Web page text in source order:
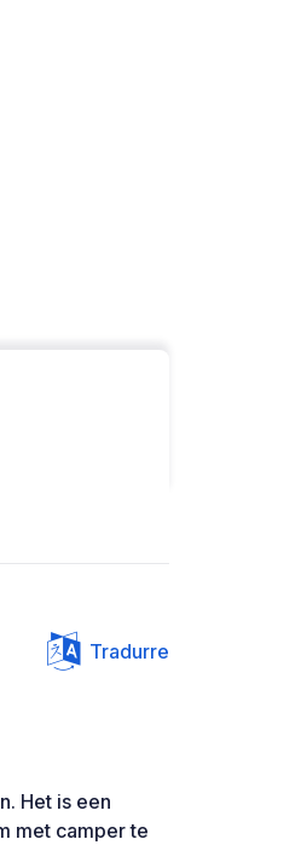
Tradurre
Het is een
met camper te